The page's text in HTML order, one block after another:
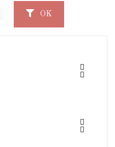
OK



